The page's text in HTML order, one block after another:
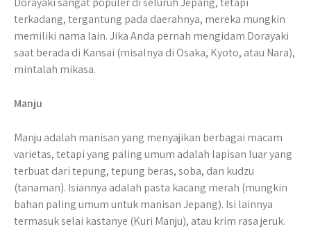
terkadang, tergantung pada daerahnya, mereka mungkin
memiliki nama lain. Jika Anda pernah mengidam Dorayaki
saat berada di Kansai (misalnya di Osaka, Kyoto, atau Nara),
mintalah mikasa.
Manju
Manju adalah manisan yang menyajikan berbagai macam
varietas, tetapi yang paling umum adalah lapisan luar yang
terbuat dari tepung, tepung beras, soba, dan kudzu
(tanaman). Isiannya adalah pasta kacang merah (mungkin
bahan paling umum untuk manisan Jepang). Isi lainnya
termasuk selai kastanye (Kuri Manju), atau krim rasa jeruk.